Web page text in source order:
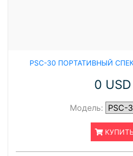
PSC-30 ПОРТАТИВНЫЙ
0 USD
Модель: